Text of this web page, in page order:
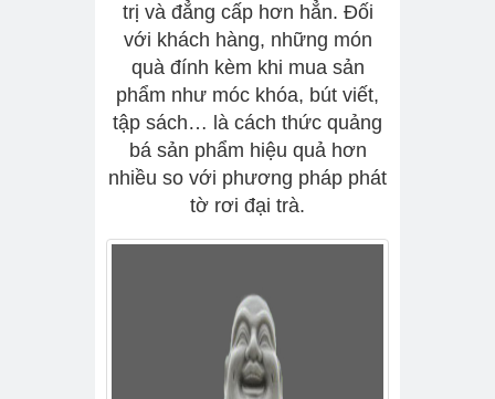
trị và đẳng cấp hơn hẳn. Đối
với khách hàng, những món
quà đính kèm khi mua sản
phẩm như móc khóa, bút viết,
tập sách… là cách thức quảng
bá sản phẩm hiệu quả hơn
nhiều so với phương pháp phát
tờ rơi đại trà.